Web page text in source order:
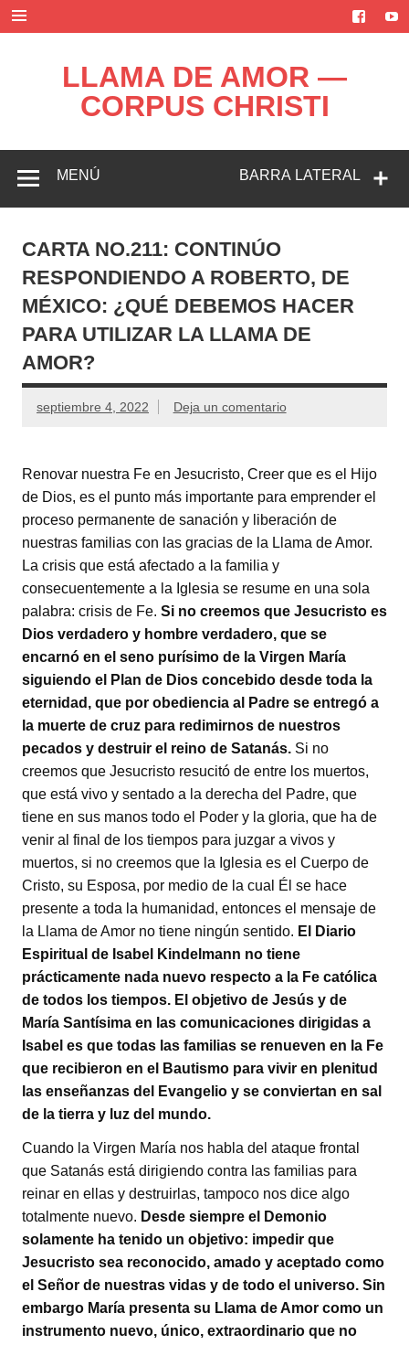
contenido
LLAMA DE AMOR —
CORPUS CHRISTI
BARRA LATERAL
MENÚ
CARTA NO.211: CONTINÚO
RESPONDIENDO A ROBERTO, DE
MÉXICO: ¿QUÉ DEBEMOS HACER
PARA UTILIZAR LA LLAMA DE
AMOR?
septiembre 4, 2022 Deja un comentario
Renovar nuestra Fe en Jesucristo, Creer que es el Hijo
de Dios, es el punto más importante para emprender el
proceso permanente de sanación y liberación de
nuestras familias con las gracias de la Llama de Amor.
La crisis que está afectado a la familia y
consecuentemente a la Iglesia se resume en una sola
palabra: crisis de Fe. Si no creemos que Jesucristo es
Dios verdadero y hombre verdadero, que se
encarnó en el seno purísimo de la Virgen María
siguiendo el Plan de Dios concebido desde toda la
eternidad, que por obediencia al Padre se entregó a
la muerte de cruz para redimirnos de nuestros
pecados y destruir el reino de Satanás. Si no
creemos que Jesucristo resucitó de entre los muertos,
que está vivo y sentado a la derecha del Padre, que
tiene en sus manos todo el Poder y la gloria, que ha de
venir al final de los tiempos para juzgar a vivos y
muertos, si no creemos que la Iglesia es el Cuerpo de
Cristo, su Esposa, por medio de la cual Él se hace
presente a toda la humanidad, entonces el mensaje de
la Llama de Amor no tiene ningún sentido. El Diario
Espiritual de Isabel Kindelmann no tiene
prácticamente nada nuevo respecto a la Fe católica
de todos los tiempos. El objetivo de Jesús y de
María Santísima en las comunicaciones dirigidas a
Isabel es que todas las familias se renueven en la Fe
que recibieron en el Bautismo para vivir en plenitud
las enseñanzas del Evangelio y se conviertan en sal
de la tierra y luz del mundo.
Cuando la Virgen María nos habla del ataque frontal
que Satanás está dirigiendo contra las familias para
reinar en ellas y destruirlas, tampoco nos dice algo
totalmente nuevo. Desde siempre el Demonio
solamente ha tenido un objetivo: impedir que
Jesucristo sea reconocido, amado y aceptado como
el Señor de nuestras vidas y de todo el universo. Sin
embargo María presenta su Llama de Amor como un
instrumento nuevo, único, extraordinario que no